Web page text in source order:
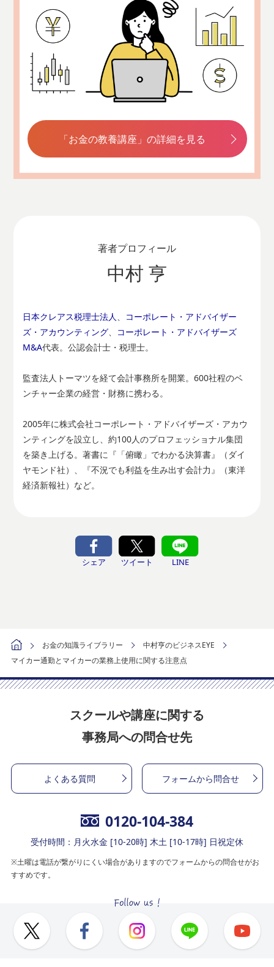
「お金の教養講座」の詳細を見る
著者プロフィール
中村 亨
日本クレアス税理士法人、 コーポレート・アドバイザー
ズ・アカウンティング、 コーポレート・アドバイザーズ
M&A代表。公認会計士・税理士。
監査法人トーマツを経て会計事務所を開業。600社程のベ
ンチャー企業の経営・財務に携わる。
2005年に株式会社コーポレート・アドバイザーズ・アカウ
ンティングを設立し、約100人のプロフェッショナル集団
を築き上げる。著書に『「俯瞰」でわかる決算書』（ダイ
ヤモンド社）、『不況でも利益を生み出す会計力』（東洋
経済新報社）など。
シェア ツイート LINE
お金の知識ライブラリー
中村亨のビジネスEYE
マイカー通勤とマイカーの業務上使用に関する注意点
スクールや講座に関する
事務局への問合せ先
よくある質問 フォームから問合せ
0120-104-384
受付時間：月火水金 [10-20時] 木土 [10-17時] 日祝定休
※土曜は電話が繋がりにくい場合がありますのでフォームからの問合せがお
すすめです。